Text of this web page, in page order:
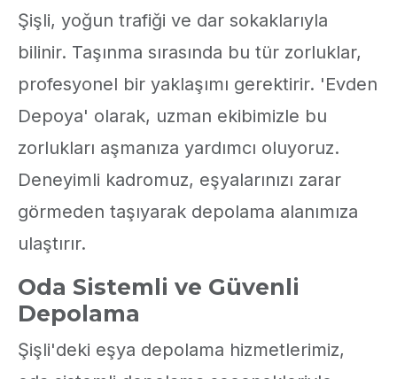
Şişli, yoğun trafiği ve dar sokaklarıyla
bilinir. Taşınma sırasında bu tür zorluklar,
profesyonel bir yaklaşımı gerektirir. 'Evden
Depoya' olarak, uzman ekibimizle bu
zorlukları aşmanıza yardımcı oluyoruz.
Deneyimli kadromuz, eşyalarınızı zarar
görmeden taşıyarak depolama alanımıza
ulaştırır.
Oda Sistemli ve Güvenli
Depolama
Şişli'deki eşya depolama hizmetlerimiz,